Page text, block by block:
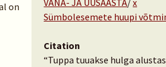
on
VANA- JA UUSAASTA/x
Sümbolesemete huupi
Citation
“Tuppa tuuakse hulga